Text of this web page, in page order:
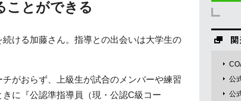
ことができる
ける加藤さん。指導との出会いは大学生の
がおらず、上級生が試合のメンバーや練習
に『公認準指導員（現・公認C級コー
公
公